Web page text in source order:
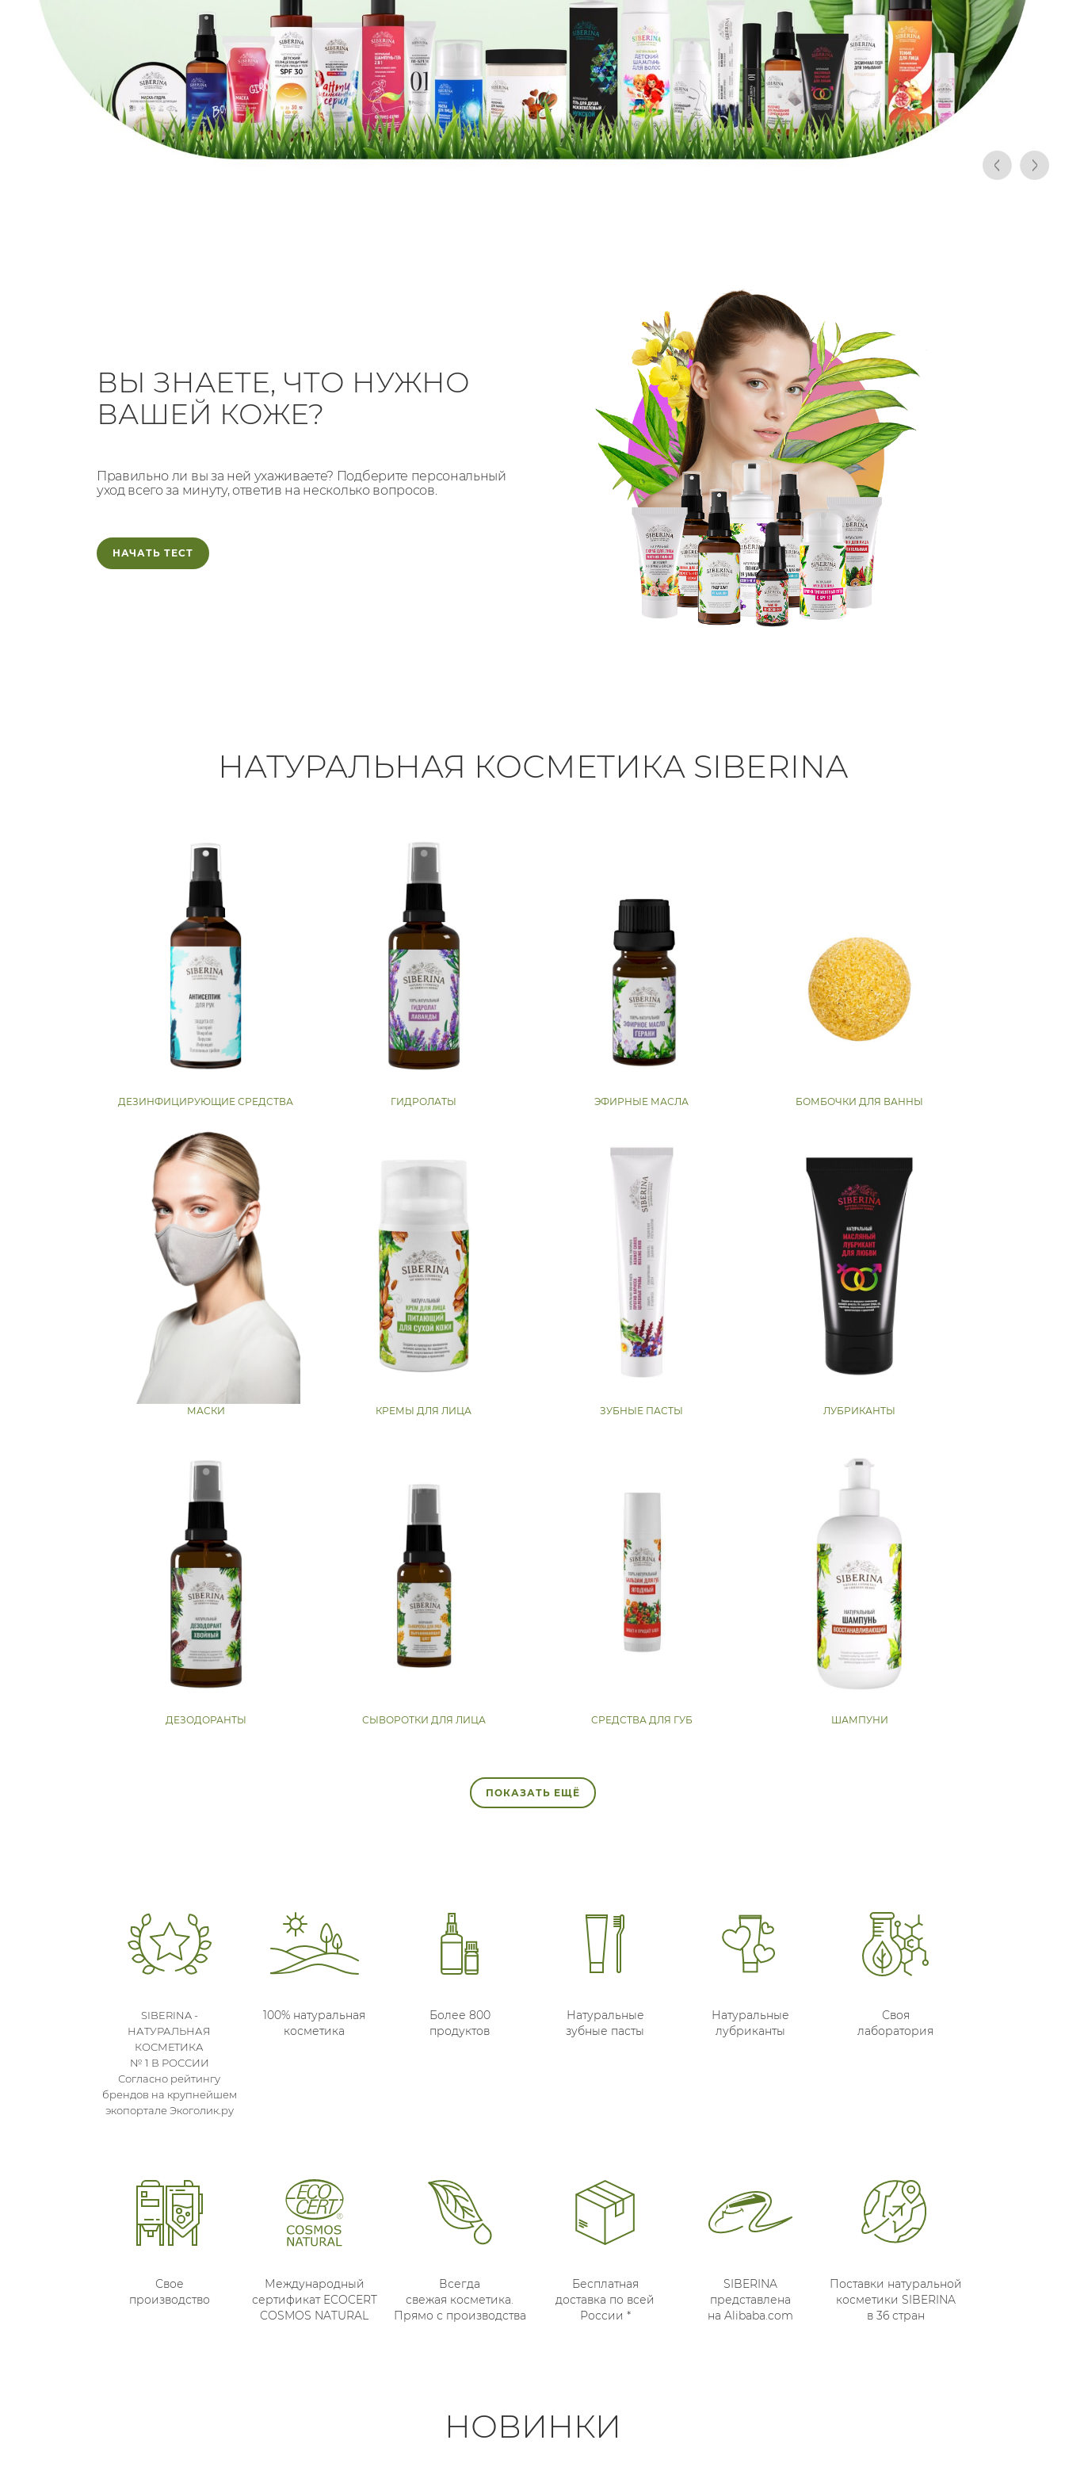
ВЫ ЗНАЕТЕ, ЧТО НУЖНО
ВАШЕЙ КОЖЕ?
Правильно ли вы за ней ухаживаете? Подберите персональный
уход всего за минуту, ответив на несколько вопросов.
НАЧАТЬ ТЕСТ
НАТУРАЛЬНАЯ КОСМЕТИКА SIBERINA
ДЕЗИНФИЦИРУЮЩИЕ СРЕДСТВА ГИДРОЛАТЫ ЭФИРНЫЕ МАСЛА БОМБОЧКИ ДЛЯ ВАННЫ
МАСКИ КРЕМЫ ДЛЯ ЛИЦА ЗУБНЫЕ ПАСТЫ ЛУБРИКАНТЫ
ДЕЗОДОРАНТЫ СЫВОРОТКИ ДЛЯ ЛИЦА СРЕДСТВА ДЛЯ ГУБ ШАМПУНИ
ПОКАЗАТЬ ЕЩЁ
SIBERINA -
НАТУРАЛЬНАЯ
КОСМЕТИКА
№ 1 В РОССИИ
Согласно рейтингу
брендов на крупнейшем
экопортале Экоголик.ру
100% натуральная
косметика
Более 800
продуктов
Натуральные
зубные пасты
Натуральные
лубриканты
Своя
лаборатория
Свое
производство
Международный
сертификат ECOCERT
COSMOS NATURAL
Всегда
свежая косметика.
Прямо с производства
Бесплатная
доставка по всей
России *
SIBERINA
представлена
на Alibaba.com
Поставки натуральной
косметики SIBERINA
в 36 стран
НОВИНКИ